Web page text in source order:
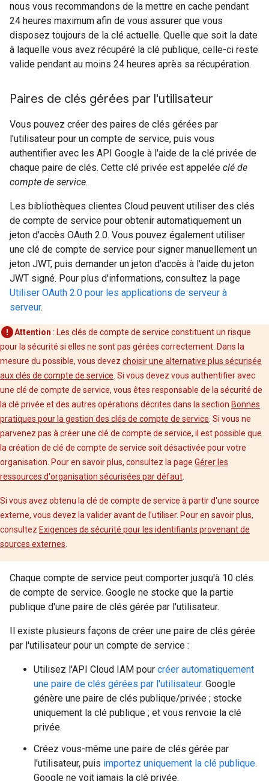
nous vous recommandons de la mettre en cache pendant
24 heures maximum afin de vous assurer que vous
disposez toujours de la clé actuelle. Quelle que soit la date
à laquelle vous avez récupéré la clé publique, celle-ci reste
valide pendant au moins 24 heures après sa récupération.
Paires de clés gérées par l'utilisateur
Vous pouvez créer des paires de clés gérées par
l'utilisateur pour un compte de service, puis vous
authentifier avec les API Google à l'aide de la clé privée de
chaque paire de clés. Cette clé privée est appelée clé de
compte de service.
Les bibliothèques clientes Cloud peuvent utiliser des clés
de compte de service pour obtenir automatiquement un
jeton d'accès OAuth 2.0. Vous pouvez également utiliser
une clé de compte de service pour signer manuellement un
jeton JWT, puis demander un jeton d'accès à l'aide du jeton
JWT signé. Pour plus d'informations, consultez la page
Utiliser OAuth 2.0 pour les applications de serveur à
serveur.
Attention : Les clés de compte de service constituent un risque
pour la sécurité si elles ne sont pas gérées correctement. Dans la
mesure du possible, vous devez choisir une alternative plus sécurisée
aux clés de compte de service . Si vous devez vous authentifier avec
une clé de compte de service, vous êtes responsable de la sécurité de
la clé privée et des autres opérations décrites dans la section Bonnes
pratiques pour la gestion des clés de compte de service . Si vous ne
parvenez pas à créer une clé de compte de service, il est possible que
la création de clé de compte de service soit désactivée pour votre
organisation. Pour en savoir plus, consultez la page Gérer les
ressources d'organisation sécurisées par défaut
Si vous avez obtenu la clé de compte de service à partir d'une source
externe, vous devez la valider avant de l'utiliser. Pour en savoir plus,
consultez Exigences de sécurité pour les identifiants provenant de
sources externes
Chaque compte de service peut comporter jusqu'à 10 clés
de compte de service. Google ne stocke que la partie
publique d'une paire de clés gérée par l'utilisateur.
Il existe plusieurs façons de créer une paire de clés gérée
par l'utilisateur pour un compte de service :
Utilisez l'API Cloud IAM pour créer automatiquement
une paire de clés gérées par l'utilisateur. Google
génère une paire de clés publique/privée ; stocke
uniquement la clé publique ; et vous renvoie la clé
privée.
Créez vous-même une paire de clés gérée par
l'utilisateur, puis importez uniquement la clé publique.
Google ne voit jamais la clé privée.